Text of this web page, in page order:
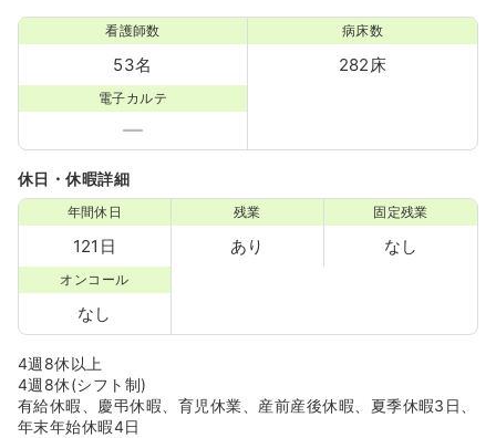
看護師数
53名
病床数
282床
電子カルテ
休日・休暇詳細
年間休日
121日
残業
あり
固定残業
なし
オンコール
なし
4週8休以上
4週8休(シフト制)
有給休暇、慶弔休暇、育児休業、産前産後休暇、夏季休暇3日、
年末年始休暇4日